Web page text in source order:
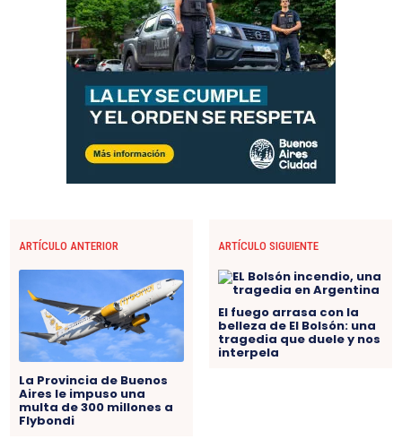
ARTÍCULO ANTERIOR
La Provincia de Buenos
Aires le impuso una
multa de 300 millones a
Flybondi
ARTÍCULO SIGUIENTE
El fuego arrasa con la
belleza de El Bolsón: una
tragedia que duele y nos
interpela